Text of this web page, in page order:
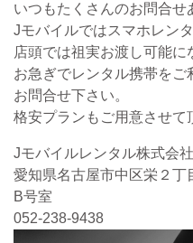
いつもたくさんのお問合せ
Jモバイルではスマホレン
店頭では祖実お渡し可能に
お急ぎでレンタル携帯をご
お問合せ下さい。
格安プランもご用意させて
Jモバイルレンタル株式会社
愛知県名古屋市中区栄２丁
B号室
052-238-9438